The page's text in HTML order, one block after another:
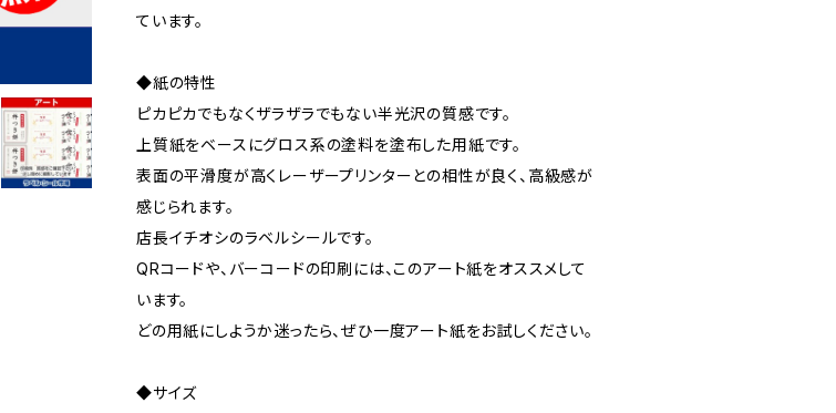
ています。
◆紙の特性
ピカピカでもなくザラザラでもない半光沢の質感です。
上質紙をベースにグロス系の塗料を塗布した用紙です。
表面の平滑度が高くレーザープリンターとの相性が良く、高級感が
感じられます。
店長イチオシのラベルシールです。
QRコードや、バーコードの印刷には、このアート紙をオススメして
います。
どの用紙にしようか迷ったら、ぜひ一度アート紙をお試しください。
◆サイズ